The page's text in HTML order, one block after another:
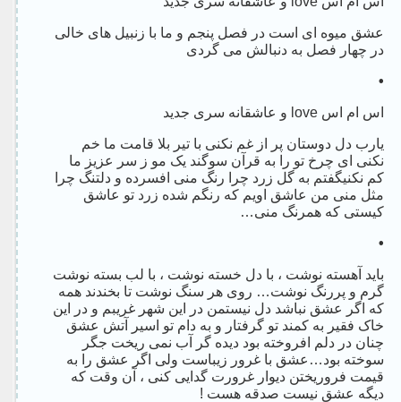
عشق میوه ای است در فصل پنجم و ما با زنبیل های خالی
در چهار فصل به دنبالش می گردی
•
اس ام اس love و عاشقانه سری جدید
یارب دل دوستان پر از غم نکنی با تیر بلا قامت ما خم
نکنی ای چرخ تو را به قرآن سوگند یک مو ز سر عزیز ما
کم نکنیگفتم به گل زرد چرا رنگ منی افسرده و دلتنگ چرا
مثل منی من عاشق اویم که رنگم شده زرد تو عاشق
کیستی که همرنگ منی…
•
باید آهسته نوشت ، با دل خسته نوشت ، با لب بسته نوشت
گرم و پررنگ نوشت… روی هر سنگ نوشت تا بخندند همه
که اگر عشق نباشد دل نیستمن در این شهر غریبم و در این
خاک فقیر به کمند تو گرفتار و به دام تو اسیر آتش عشق
چنان در دلم افروخته بود دیده گر آب نمی ریخت جگر
سوخته بود…عشق با غرور زیباست ولی اگر عشق را به
قیمت فروریختن دیوار غرورت گدایی کنی ، آن وقت که
دیگه عشق نیست صدقه هست !